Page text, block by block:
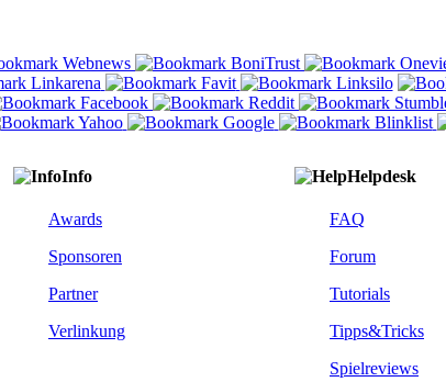
Info
Awards
Sponsoren
Partner
Verlinkung
Helpdesk
FAQ
Forum
Tutorials
Tipps&Tricks
Spielreviews